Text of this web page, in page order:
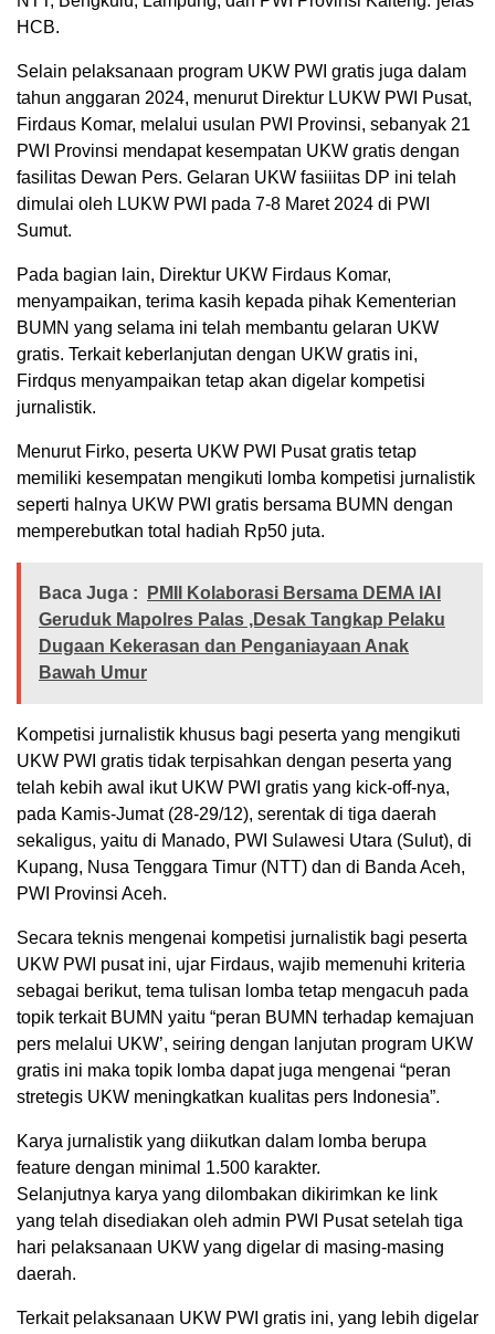
HCB.
Selain pelaksanaan program UKW PWI gratis juga dalam
tahun anggaran 2024, menurut Direktur LUKW PWI Pusat,
Firdaus Komar, melalui usulan PWI Provinsi, sebanyak 21
PWI Provinsi mendapat kesempatan UKW gratis dengan
fasilitas Dewan Pers. Gelaran UKW fasiiitas DP ini telah
dimulai oleh LUKW PWI pada 7-8 Maret 2024 di PWI
Sumut.
Pada bagian lain, Direktur UKW Firdaus Komar,
menyampaikan, terima kasih kepada pihak Kementerian
BUMN yang selama ini telah membantu gelaran UKW
gratis. Terkait keberlanjutan dengan UKW gratis ini,
Firdqus menyampaikan tetap akan digelar kompetisi
jurnalistik.
Menurut Firko, peserta UKW PWI Pusat gratis tetap
memiliki kesempatan mengikuti lomba kompetisi jurnalistik
seperti halnya UKW PWI gratis bersama BUMN dengan
memperebutkan total hadiah Rp50 juta.
Baca Juga :
PMII Kolaborasi Bersama DEMA IAI
Geruduk Mapolres Palas ,Desak Tangkap Pelaku
Dugaan Kekerasan dan Penganiayaan Anak
Bawah Umur
Kompetisi jurnalistik khusus bagi peserta yang mengikuti
UKW PWI gratis tidak terpisahkan dengan peserta yang
telah kebih awal ikut UKW PWI gratis yang kick-off-nya,
pada Kamis-Jumat (28-29/12), serentak di tiga daerah
sekaligus, yaitu di Manado, PWI Sulawesi Utara (Sulut), di
Kupang, Nusa Tenggara Timur (NTT) dan di Banda Aceh,
PWI Provinsi Aceh.
Secara teknis mengenai kompetisi jurnalistik bagi peserta
UKW PWI pusat ini, ujar Firdaus, wajib memenuhi kriteria
sebagai berikut, tema tulisan lomba tetap mengacuh pada
topik terkait BUMN yaitu “peran BUMN terhadap kemajuan
pers melalui UKW’, seiring dengan lanjutan program UKW
gratis ini maka topik lomba dapat juga mengenai “peran
stretegis UKW meningkatkan kualitas pers Indonesia”.
Karya jurnalistik yang diikutkan dalam lomba berupa
feature dengan minimal 1.500 karakter.
Selanjutnya karya yang dilombakan dikirimkan ke link
yang telah disediakan oleh admin PWI Pusat setelah tiga
hari pelaksanaan UKW yang digelar di masing-masing
daerah.
Terkait pelaksanaan UKW PWI gratis ini, yang lebih digelar